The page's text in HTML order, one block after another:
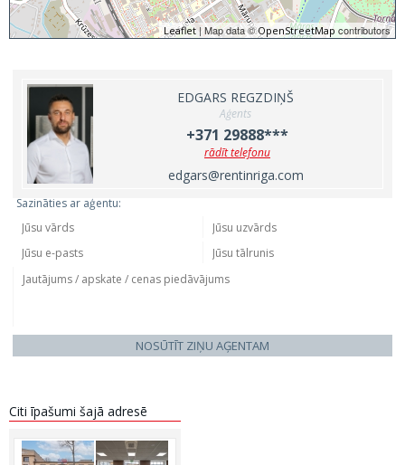
Leaflet | Map data ©OpenStreetMap contributors
EDGARS REGZDIŅŠ
Aģents
+371 29888***
rādīt telefonu
edgars@rentinriga.com
Sazināties ar aģentu:
NOSŪTĪT ZIŅU AĢENTAM
Citi īpašumi šajā adresē